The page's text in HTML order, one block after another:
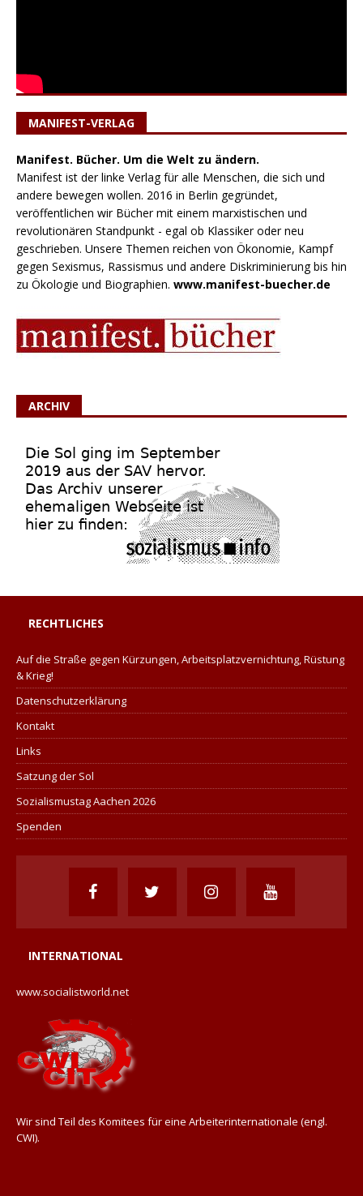
MANIFEST-VERLAG
Manifest. Bücher. Um die Welt zu ändern.
Manifest ist der linke Verlag für alle Menschen, die sich und
andere bewegen wollen. 2016 in Berlin gegründet,
veröffentlichen wir Bücher mit einem marxistischen und
revolutionären Standpunkt - egal ob Klassiker oder neu
geschrieben. Unsere Themen reichen von Ökonomie, Kampf
gegen Sexismus, Rassismus und andere Diskriminierung bis hin
zu Ökologie und Biographien. www.manifest-buecher.de
ARCHIV
RECHTLICHES
Auf die Straße gegen Kürzungen, Arbeitsplatzvernichtung, Rüstung
& Krieg!
Datenschutzerklärung
Kontakt
Links
Satzung der Sol
Sozialismustag Aachen 2026
Spenden
INTERNATIONAL
www.socialistworld.net
Wir sind Teil des Komitees für eine Arbeiterinternationale (engl.
CWI).